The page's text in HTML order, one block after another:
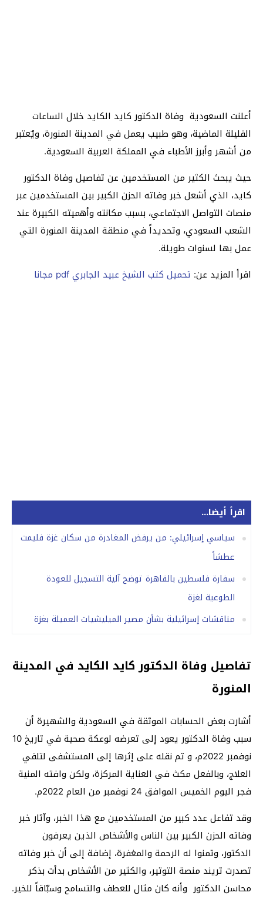
أعلنت السعودية وفاة الدكتور كايد الكايد خلال الساعات
القليلة الماضية، وهو طبيب يعمل في المدينة المنورة، ويٌعتبر
من أشهر وأبرز الأطباء في المملكة العربية السعودية.
حيث يبحث الكثير من المستخدمين عن تفاصيل وفاة الدكتور
كايد، الذي أشعل خبر وفاته الحزن الكبير بين المستخدمين عبر
منصات التواصل الاجتماعي، بسبب مكانته وأهميته الكبيرة عند
الشعب السعودي، وتحديداً في منطقة المدينة المنورة التي
عمل بها لسنوات طويلة.
اقرأ المزيد عن: تحميل كتب الشيخ عبيد الجابري pdf مجانا
اقرأ أيضا...
سياسي إسرائيلي: من يرفض المغادرة من سكان غزة فليمت
عطشاً
سفارة فلسطين بالقاهرة توضح آلية التسجيل للعودة
الطوعية لغزة
مناقشات إسرائيلية بشأن مصير الميليشيات العميلة بغزة
تفاصيل وفاة الدكتور كايد الكايد في المدينة
المنورة
أشارت بعض الحسابات الموثقة في السعودية والشهيرة أن
سبب وفاة الدكتور يعود إلى تعرضه لوعكة صحية في تاريخ 10
نوفمبر 2022م، و تم نقله على إثرها إلى المستشفى لتلقي
العلاج، وبالفعل مكث في العناية المركزة، ولكن وافته المنية
فجر اليوم الخميس الموافق 24 نوفمبر من العام 2022م.
وقد تفاعل عدد كبير من المستخدمين مع هذا الخبر، وآثار خبر
وفاته الحزن الكبير بين الناس والأشخاص الذين يعرفون
الدكتور، وتمنوا له الرحمة والمغفرة، إضافة إلى أن خبر وفاته
تصدرت تريند منصة التوتير، والكثير من الأشخاص بدأت بذكر
محاسن الدكتور وأنه كان مثال للعطف والتسامح وسبّاقاً للخير.